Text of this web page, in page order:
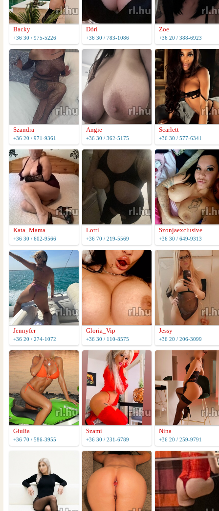
Backy
+36 30 / 975-5226
Dóri
+36 30 / 783-1086
Zoe
+36 20 / 388-6923
Szandra
+36 20 / 971-9361
Angie
+36 30 / 362-5175
Scarlett
+36 30 / 577-6341
Kata_Mama
+36 30 / 602-9566
Lotti
+36 70 / 219-5569
Szonjaexclusive
+36 30 / 649-9313
Jennyfer
+36 20 / 274-1072
Gloria_Vip
+36 30 / 110-8575
Jessy
+36 20 / 206-3099
Giulia
+36 70 / 586-3955
Szami
+36 30 / 231-6789
Nina
+36 20 / 259-9791